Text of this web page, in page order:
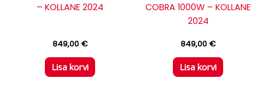
– KOLLANE 2024
849,00 €
Lisa korvi
COBRA 1000W – KOLLANE
2024
849,00 €
Lisa korvi